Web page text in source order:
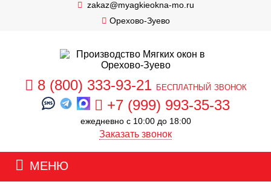
zakaz@myagkieokna-mo.ru
Орехово-Зуево
8 (800) 333-93-21 бесплатный звонок
+7 (999) 993-35-33
ежедневно с 10:00 до 18:00
Заказать звонок
МЕНЮ